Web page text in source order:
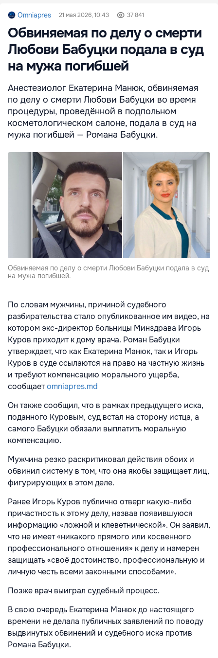
Omniapres 21 мая 2026, 10:43 37 841
Обвиняемая по делу о смерти
Любови Бабуцки подала в суд
на мужа погибшей
Анестезиолог Екатерина Манюк, обвиняемая
по делу о смерти Любови Бабуцки во время
процедуры, проведённой в подпольном
косметологическом салоне, подала в суд на
мужа погибшей — Романа Бабуцки.
Обвиняемая по делу о смерти Любови Бабуцки подала в суд
на мужа погибшей.
По словам мужчины, причиной судебного
разбирательства стало опубликованное им видео, на
котором экс-директор больницы Минздрава Игорь
Куров приходит к дому врача. Роман Бабуцки
утверждает, что как Екатерина Манюк, так и Игорь
Куров в суде ссылаются на право на частную жизнь
и требуют компенсацию морального ущерба,
сообщаетomniapres.md
Он также сообщил, что в рамках предыдущего иска,
поданного Куровым, суд встал на сторону истца, а
самого Бабуцки обязали выплатить моральную
компенсацию.
Мужчина резко раскритиковал действия обоих и
обвинил систему в том, что она якобы защищает лиц,
фигурирующих в этом деле.
Ранее Игорь Куров публично отверг какую-либо
причастность к этому делу, назвав появившуюся
информацию «ложной и клеветнической». Он заявил,
что не имеет «никакого прямого или косвенного
профессионального отношения» к делу и намерен
защищать «своё достоинство, профессиональную и
личную честь всеми законными способами».
Позже врач выиграл судебный процесс.
В свою очередь Екатерина Манюк до настоящего
времени не делала публичных заявлений по поводу
выдвинутых обвинений и судебного иска против
Романа Бабуцки.